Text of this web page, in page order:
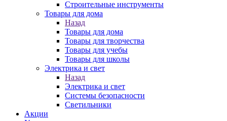
Строительные инструменты
Товары для дома
Назад
Товары для дома
Товары для творчества
Товары для учебы
Товары для школы
Электрика и свет
Назад
Электрика и свет
Системы безопасности
Светильники
Акции